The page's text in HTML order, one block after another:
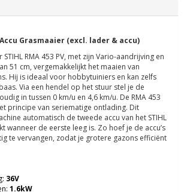
Accu Grasmaaier (excl. lader & accu)
RMA 453 PV, met zijn Vario-aandrijving en
51 cm, vergemakkelijkt het maaien van
Hij is ideaal voor hobbytuiniers en kan zelfs
Via een hendel op het stuur stel je de
in tussen 0 km/u en 4,6 km/u. De RMA 453
principe van seriematige ontlading. Dit
automatisch de tweede accu van het STIHL
wanneer de eerste leeg is. Zo hoef je de accu’s
te vervangen, zodat je grotere gazons efficiënt
36V
1.6kW